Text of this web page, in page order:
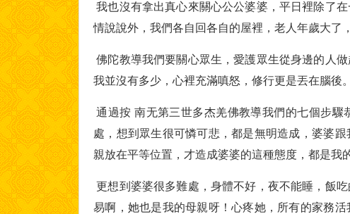
我也沒有拿出真心來關心公公婆婆，平日裡除了
情說說外，我們各自回各自的屋裡，老人年歲大了
佛陀教導我們要關心眾生，愛護眾生從身邊的人
我並沒有多少，心裡充滿嗔怒，修行更是丟在腦後。
通過按 南无第三世多杰羌佛教導我們的七個步
處，想到眾生很可憐可悲，都是無明造成，婆婆
親放在平等位置，才造成婆婆的這種態度，都是我
更想到婆婆很多難處，身體不好，夜不能睡，飯
易啊，她也是我的母親呀！心疼她，所有的家務